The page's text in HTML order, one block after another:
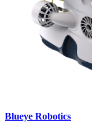
Blueye Robotics